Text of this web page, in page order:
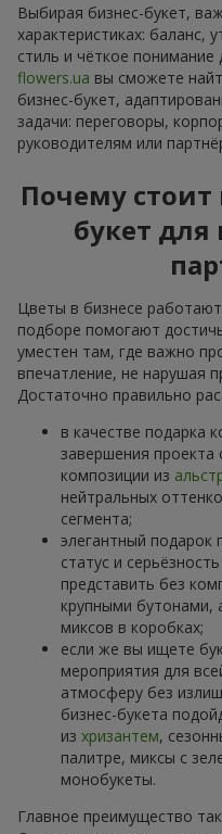
Выбирая бизнес-букет,
характеристиках: баланс,
стиль и чёткое понимание
flowers.ua вы сможете
бизнес-букет,
задачи: переговоры,
руководителям или
Почему стоит
букет
Цветы в бизнесе
подборе помогают
уместен там, где важно
впечатление, не нарушая
Достаточно правильно
в качестве подарка
завершения
композиции из
нейтральных
сегмента;
элегантный подарок
статус и
представить без
крупными бутонами,
миксов в коробках;
если же вы ищете
мероприятия для
атмосферу без
бизнес-букета
из хризантем,
палитре, миксы с
монобукеты.
Главное преимущество